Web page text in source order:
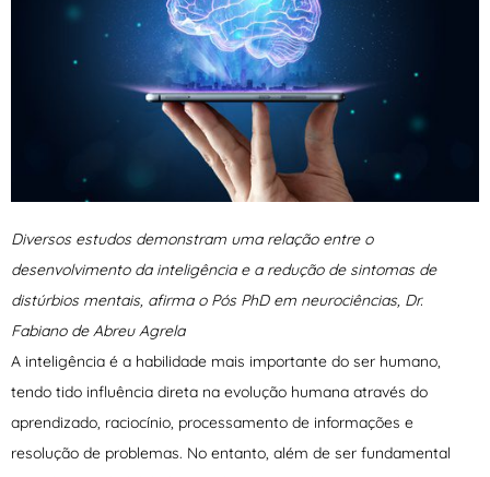
Diversos estudos demonstram uma relação entre o
desenvolvimento da inteligência e a redução de sintomas de
distúrbios mentais, afirma o Pós PhD em neurociências, Dr.
Fabiano de Abreu Agrela
A inteligência é a habilidade mais importante do ser humano,
tendo tido influência direta na evolução humana através do
aprendizado, raciocínio, processamento de informações e
resolução de problemas. No entanto, além de ser fundamental